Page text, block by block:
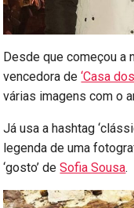
Desde que começou a
vencedora de‘Casa
várias imagens com o
Já usa a hashtag
legenda de uma
‘gosto’ deSofia Sousa.